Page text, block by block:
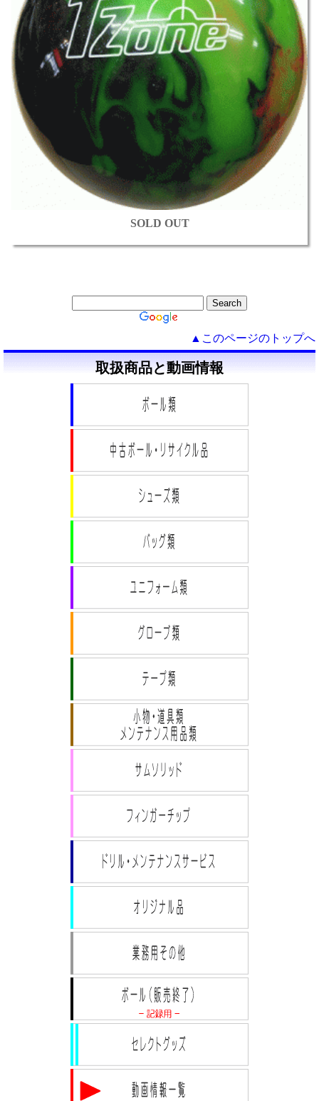
SOLD OUT
▲このページのトップへ
取扱商品と動画情報